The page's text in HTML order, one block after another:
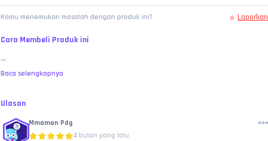
Kamu menemukan masalah dengan produk ini? Laporkan
Cara Membeli Produk ini
...
Baca selengkapnya
Ulasan
Mmaman Pdg
4 bulan yang lalu